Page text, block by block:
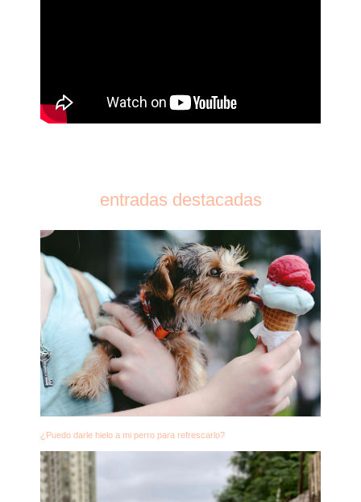
entradas destacadas
¿Puedo darle hielo a mi perro para refrescarlo?